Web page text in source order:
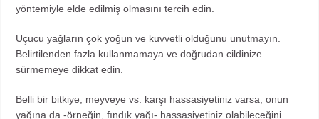
yöntemiyle elde edilmiş olmasını tercih edin.
Uçucu yağların çok yoğun ve kuvvetli olduğunu unutmayın.
Belirtilenden fazla kullanmamaya ve doğrudan cildinize
sürmemeye dikkat edin.
Belli bir bitkiye, meyveye vs. karşı hassasiyetiniz varsa, onun
yağına da -örneğin, fındık yağı- hassasiyetiniz olabileceğini